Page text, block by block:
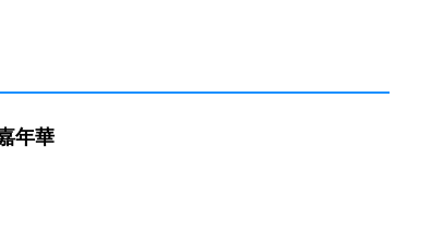
年華